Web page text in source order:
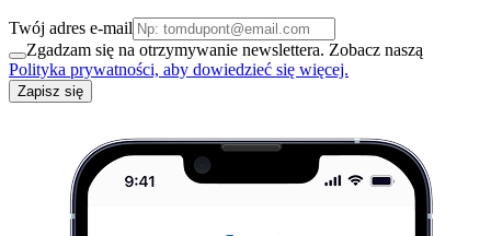
Twój adres e-mail
Zgadzam się na otrzymywanie newslettera. Zobacz naszą
Polityka prywatności, aby dowiedzieć się więcej.
Zapisz się